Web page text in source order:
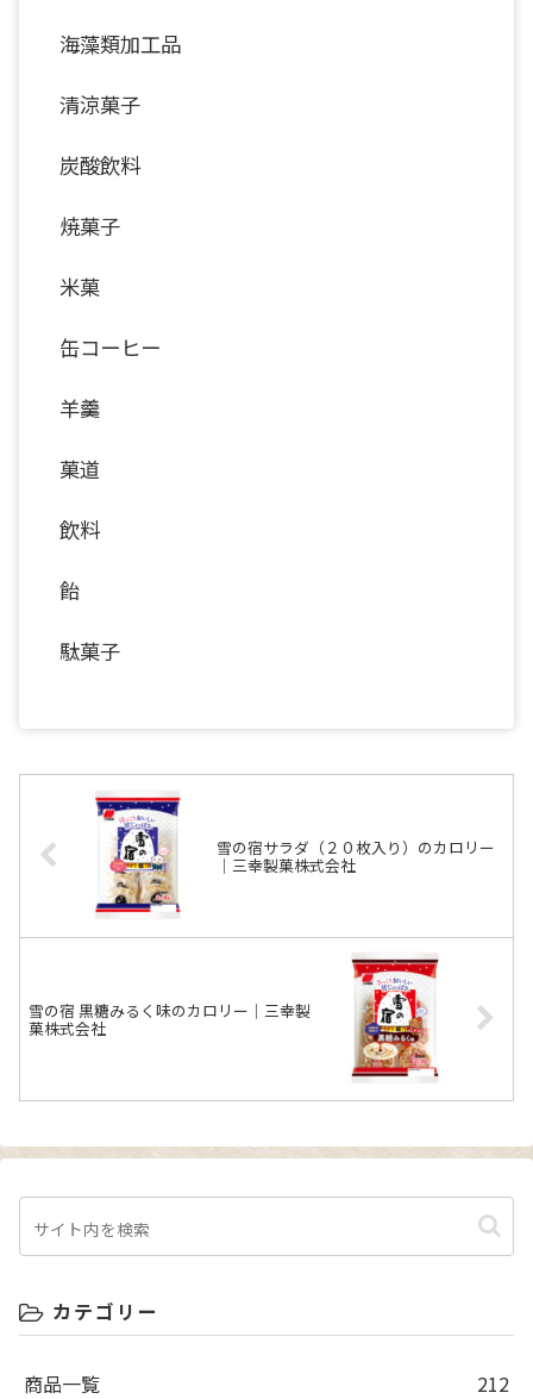
海藻類加工品
清涼菓子
炭酸飲料
焼菓子
米菓
缶コーヒー
羊羹
菓道
飲料
飴
駄菓子
雪の宿サラダ（２０枚入り）のカロリー
｜三幸製菓株式会社
雪の宿 黒糖みるく味のカロリー｜三幸製
菓株式会社
カテゴリー
商品一覧
212